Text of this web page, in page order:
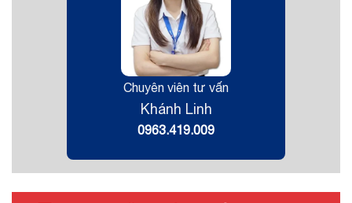
Chuyên viên tư vấn
Khánh Linh
0963.419.009